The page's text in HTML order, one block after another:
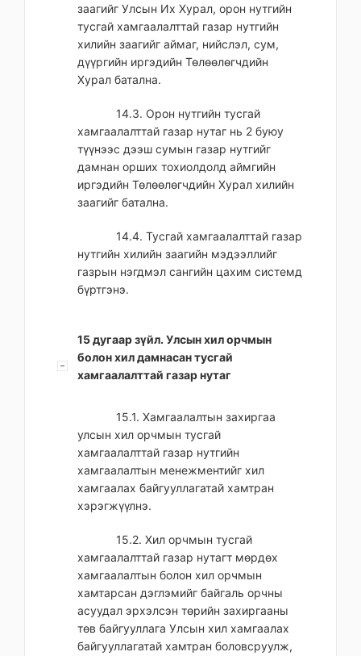
заагийг Улсын Их Хурал, орон нутгийн
тусгай хамгаалалттай газар нутгийн
хилийн заагийг аймаг, нийслэл, сум,
дүүргийн иргэдийн Төлөөлөгчдийн
Хурал батална.
14.3. Орон нутгийн тусгай
хамгаалалттай газар нутаг нь 2 буюу
түүнээс дээш сумын газар нутгийг
дамнан орших тохиолдолд аймгийн
иргэдийн Төлөөлөгчдийн Хурал хилийн
заагийг батална.
14.4. Тусгай хамгаалалттай газар
нутгийн хилийн заагийн мэдээллийг
газрын нэгдмэл сангийн цахим системд
бүртгэнэ.
15 дугаар зүйл. Улсын хил орчмын
болон хил дамнасан тусгай
хамгаалалттай газар нутаг
15.1. Хамгаалалтын захиргаа
улсын хил орчмын тусгай
хамгаалалттай газар нутгийн
хамгаалалтын менежментийг хил
хамгаалах байгууллагатай хамтран
хэрэгжүүлнэ.
15.2. Хил орчмын тусгай
хамгаалалттай газар нутагт мөрдөх
хамгаалалтын болон хил орчмын
хамтарсан дэглэмийг байгаль орчны
асуудал эрхэлсэн төрийн захиргааны
төв байгууллага Улсын хил хамгаалах
байгууллагатай хамтран боловсруулж,